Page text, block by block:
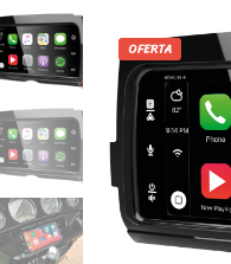
OFERTA